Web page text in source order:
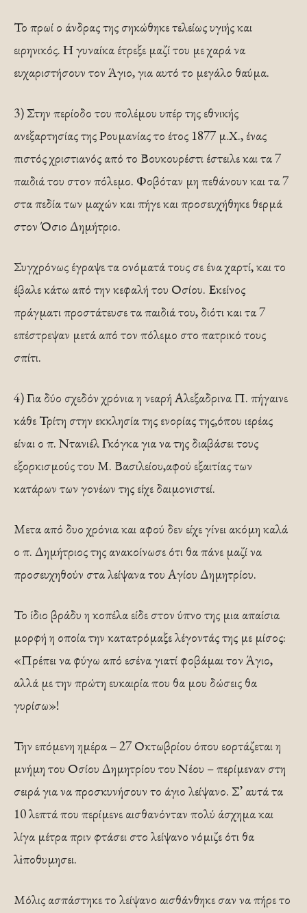
Το πρωί ο άνδρας της σηκώθηκε τελείως υγιής και
ειρηνικός. Η γυναίκα έτρεξε μαζί του με χαρά να
ευχαριστήσουν τον Άγιο, για αυτό το μεγάλο θαύμα.
3) Στην περίοδο του πολέμου υπέρ της εθνικής
ανεξαρτησίας της Ρουμανίας το έτος 1877 μ.Χ., ένας
πιστός χριστιανός από το Βουκουρέστι έστειλε και τα 7
παιδιά του στον πόλεμο. Φοβόταν μη πεθάνουν και τα 7
στα πεδία των μαχών και πήγε και προσευχήθηκε θερμά
στον Όσιο Δημήτριο.
Συγχρόνως έγραψε τα ονόματά τους σε ένα χαρτί, και το
έβαλε κάτω από την κεφαλή του Οσίου. Εκείνος
πράγματι προστάτευσε τα παιδιά του, διότι και τα 7
επέστρεψαν μετά από τον πόλεμο στο πατρικό τους
σπίτι.
4) Για δύο σχεδόν χρόνια η νεαρή Αλεξαδρινα Π. πήγαινε
κάθε Τρίτη στην εκκλησία της ενορίας της,όπου ιερέας
είναι ο π. Ντανιέλ Γκόγκα για να της διαβάσει τους
εξορκισμούς του Μ. Βασιλείου,αφού εξαιτίας των
κατάρων των γονέων της είχε δαιμονιστεί.
Μετα από δυο χρόνια και αφού δεν είχε γίνει ακόμη καλά
ο π. Δημήτριος της ανακοίνωσε ότι θα πάνε μαζί να
προσευχηθούν στα λείψανα του Αγίου Δημητρίου.
Το ίδιο βράδυ η κοπέλα είδε στον ύπνο της μια απαίσια
μορφή η οποία την κατατρόμαξε λέγοντάς της με μίσος:
«Πρέπει να φύγω από εσένα γιατί φοβάμαι τον Άγιο,
αλλά με την πρώτη ευκαιρία που θα μου δώσεις θα
γυρίσω»!
Την επόμενη ημέρα – 27 Οκτωβρίου όπου εορτάζεται η
μνήμη του Οσίου Δημητρίου του Νέου – περίμεναν στη
σειρά για να προσκυνήσουν το άγιο λείψανο. Σ’ αυτά τα
10 λεπτά που περίμενε αισθανόνταν πολύ άσχημα και
λίγα μέτρα πριν φτάσει στο λείψανο νόμιζε ότι θα
λiποθυμησει.
Μόλις ασπάστηκε το λείψανο αισθάνθηκε σαν να πήρε το